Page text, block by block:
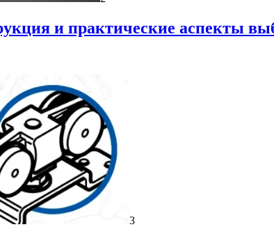
и практические аспекты
3